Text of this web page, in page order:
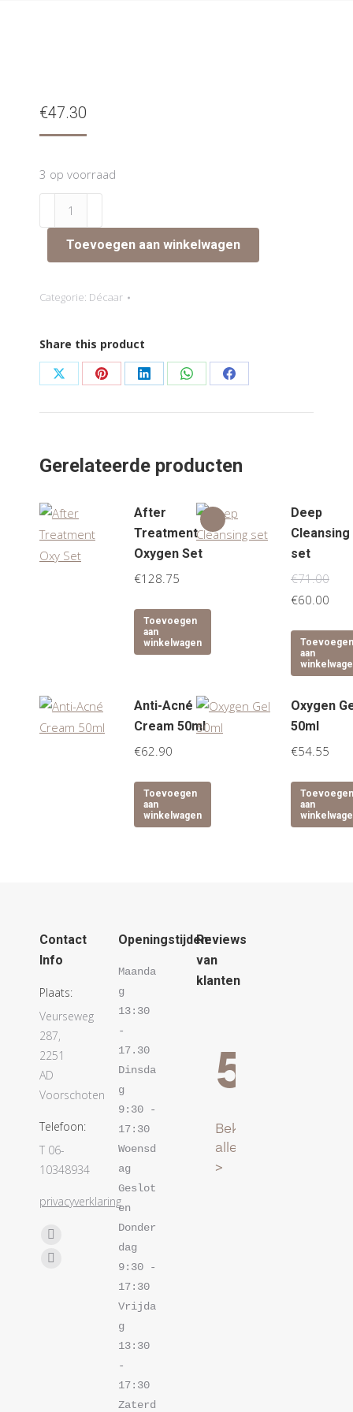
€47.30
3 op voorraad
Calming
Mask
aantal
Toevoegen aan winkelwagen
Categorie: Décaar
Share this product
Share
on
Share
on
Share
on
Share
on
Share
on
Gerelateerde producten
After
Treatment
Oxygen Set
€128.75
Toevoegen
aan
winkelwagen
Deep
Cleansing
set
€71.00
was:
€71.00.
€60.00
is:
Toevoegen
aan
Anti-Acné
Cream 50ml
€62.90
Toevoegen
aan
winkelwagen
Oxygen
50ml
€54.55
Toevoegen
aan
Contact
Info
Plaats:
Veurseweg
287,
2251
AD
Voorschoten
Telefoon:
T 06-
10348934
privacyverklaring
Vind ons op:
Facebook
page
Instagram
Openingstijden:
Maanda
g
13:30
-
17.30
Dinsda
g
9:30 -
17:30
Woensd
ag
Geslot
en
Donder
dag
9:30 -
17:30
Vrijda
g
13:30
-
17:30
Zaterd
Reviews
van
klanten